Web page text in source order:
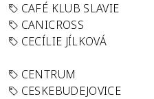
CAFÉ KLUB SLAVIE
CANICROSS
CECÍLIE JÍLKOVÁ
CENTRUM
CESKEBUDEJOVICE